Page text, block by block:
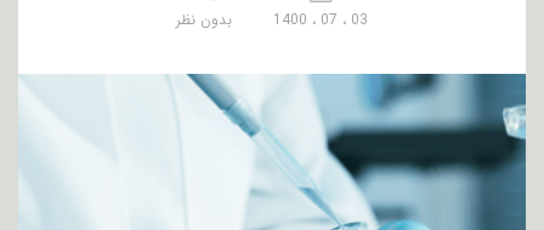
03 ، 07 ، 1400 بدون نظر